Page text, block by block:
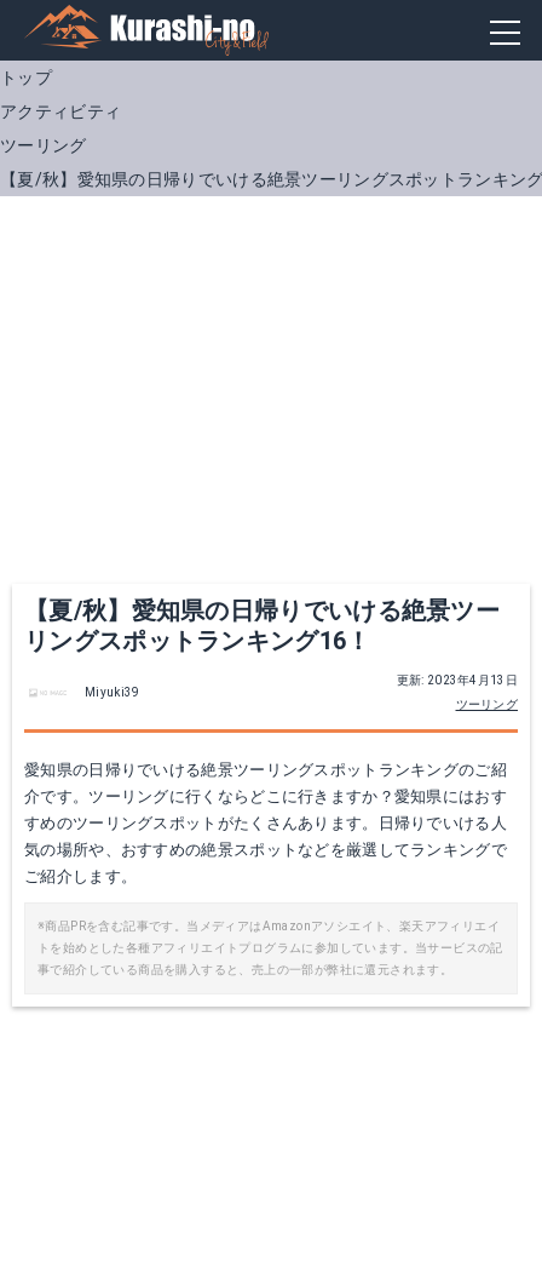
トップ
アクティビティ
ツーリング
【夏/秋】愛知県の日帰りでいける絶景ツーリングスポットランキン
【夏/秋】愛知県の日帰りでいける絶景ツー
リングスポットランキング16！
更新: 2023年4月13日
ツーリング
Miyuki39
愛知県の日帰りでいける絶景ツーリングスポットランキングのご紹
介です。ツーリングに行くならどこに行きますか？愛知県にはおす
すめのツーリングスポットがたくさんあります。日帰りでいける人
気の場所や、おすすめの絶景スポットなどを厳選してランキングで
ご紹介します。
※商品PRを含む記事です。当メディアはAmazonアソシエイト、楽天アフィリエイ
トを始めとした各種アフィリエイトプログラムに参加しています。当サービスの記
事で紹介している商品を購入すると、売上の一部が弊社に還元されます。